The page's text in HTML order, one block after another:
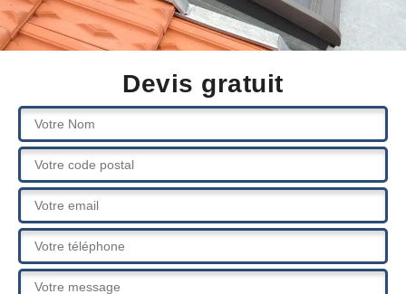
Devis gratuit